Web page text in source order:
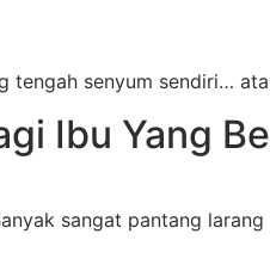
senyum sendiri…
Ibu Yang
sangat pantang